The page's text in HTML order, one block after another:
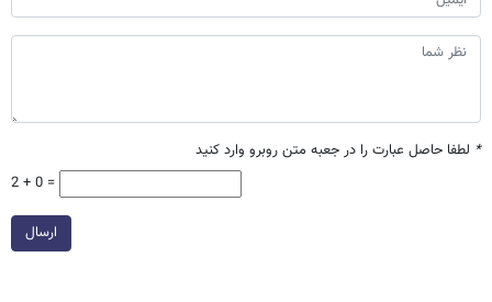
* لطفا حاصل عبارت را در جعبه متن روبرو وارد کنید
2 + 0 =
ارسال